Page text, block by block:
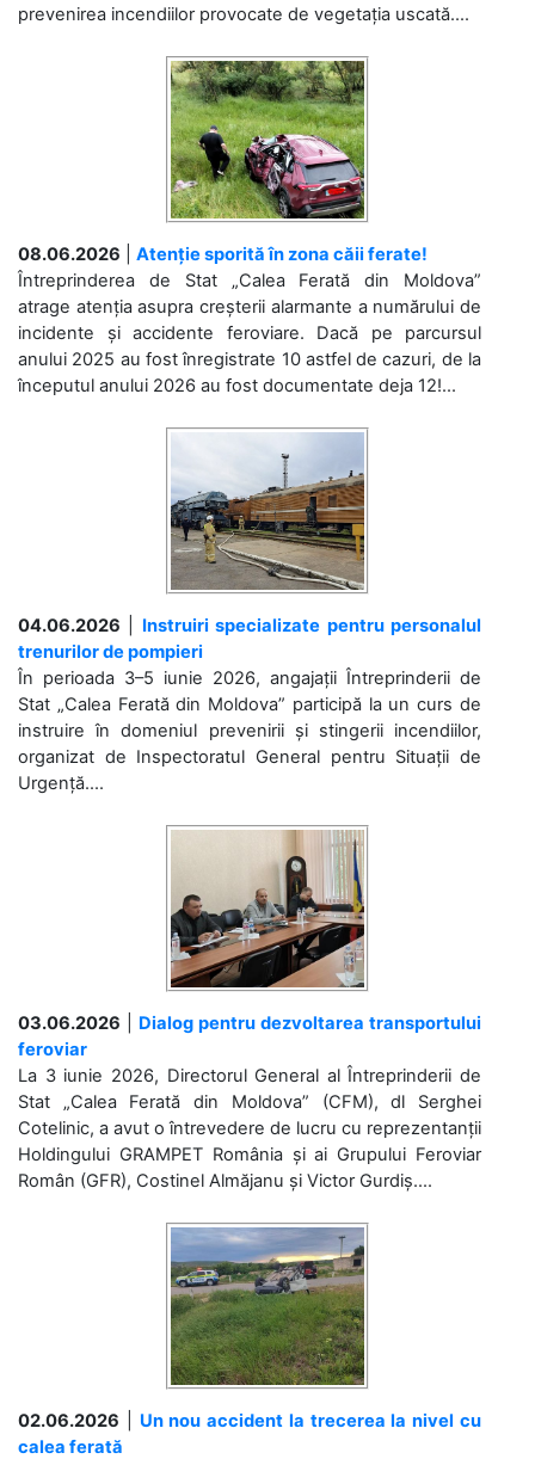
prevenirea incendiilor provocate de vegetația uscată....
08.06.2026
Atenție sporită în zona căii ferate!
Întreprinderea de Stat „Calea Ferată din Moldova”
atrage atenția asupra creșterii alarmante a numărului de
incidente și accidente feroviare. Dacă pe parcursul
anului 2025 au fost înregistrate 10 astfel de cazuri, de la
începutul anului 2026 au fost documentate deja 12!...
04.06.2026
Instruiri specializate pentru personalul
trenurilor de pompieri
În perioada 3–5 iunie 2026, angajații Întreprinderii de
Stat „Calea Ferată din Moldova” participă la un curs de
instruire în domeniul prevenirii și stingerii incendiilor,
organizat de Inspectoratul General pentru Situații de
Urgență....
03.06.2026
Dialog pentru dezvoltarea transportului
feroviar
La 3 iunie 2026, Directorul General al Întreprinderii de
Stat „Calea Ferată din Moldova” (CFM), dl Serghei
Cotelinic, a avut o întrevedere de lucru cu reprezentanții
Holdingului GRAMPET România și ai Grupului Feroviar
Român (GFR), Costinel Almăjanu și Victor Gurdiș....
02.06.2026
Un nou accident la trecerea la nivel cu
calea ferată